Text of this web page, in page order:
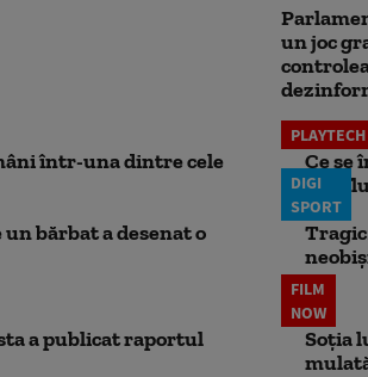
un joc
într-una dintre cele
PLAYTECH
Ce se
le
bărbat a desenat o
DIGI
SPORT
a publicat raportul
FILM
NOW
Soția